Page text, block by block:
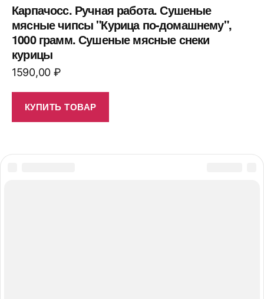
Карпачосс. Ручная работа. Сушеные
мясные чипсы "Курица по-домашнему",
1000 грамм. Сушеные мясные снеки
курицы
1590,00 ₽
КУПИТЬ ТОВАР